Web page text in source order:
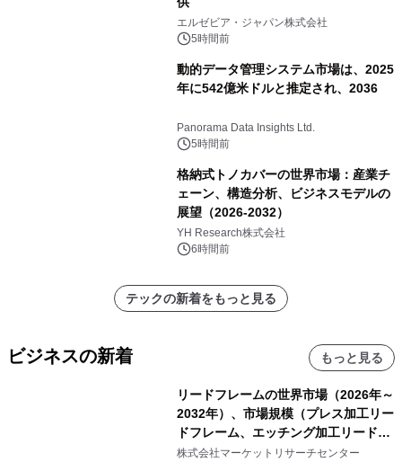
エルゼビア・ジャパン株式会社
5時間前
動的データ管理システム市場は、2025
年に542億米ドルと推定され、2036
Panorama Data Insights Ltd.
5時間前
格納式トノカバーの世界市場：産業チ
ェーン、構造分析、ビジネスモデルの
展望（2026-2032）
YH Research株式会社
6時間前
テックの新着をもっと見る
ビジネスの新着 もっと見る
リードフレームの世界市場（2026年～
2032年）、市場規模（プレス加工リー
ドフレーム、エッチング加工リードフ
レーム）・分析レポートを発表
株式会社マーケットリサーチセンター